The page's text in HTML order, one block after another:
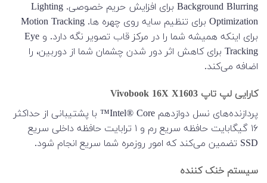
Background Blurring برای افزایش حریم خصوصی. Lighting
Optimization برای تنظیم سایه روی چهره ها. Motion Tracking
برای اینکه همیشه شما را در مرکز قاب تصویر نگه دارد. و Eye
Tracking برای کاهش اثر دور شدن چشمان شما از دوربین، را
اضافه می‌کند.
کارایی لپ تاپ Vivobook 16X X1603
پردازنده‌های نسل دوازدهم Intel® Core™ با پشتیبانی از حداکثر
۱۶ گیگابایت حافظه سریع رم و ۱ ترابایت حافظه داخلی سریع
SSD تضمین می‌کند که امور روزمره شما سریع انجام شود.
سیستم خنک کننده